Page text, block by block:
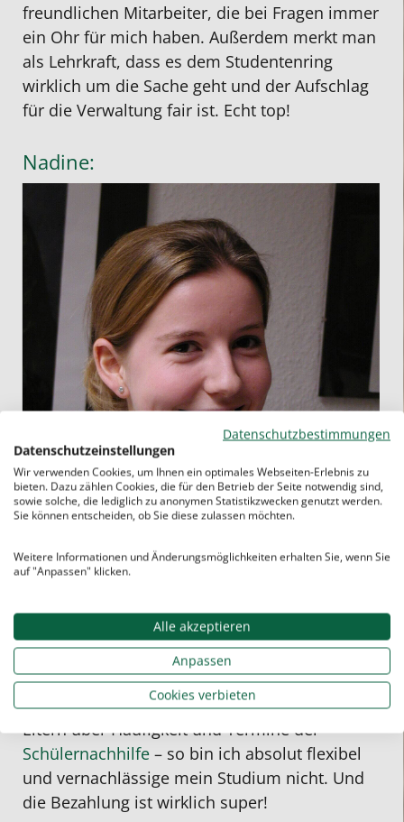
freundlichen Mitarbeiter, die bei Fragen immer
ein Ohr für mich haben. Außerdem merkt man
als Lehrkraft, dass es dem Studentenring
wirklich um die Sache geht und der Aufschlag
für die Verwaltung fair ist. Echt top!
Nadine:
Bonjour and hello, ich heiße Nadine, studiere
Französischund
beim Studentenring. Warum ich den
Studentenring gewählt habe? Ganz einfach!
Beim Studentenring suche ich mir meine
Schüler selbst aus und entscheide mit den
Eltern über Häufigkeit und Termine der
Schülernachhilfe – so bin ich absolut flexibel
und vernachlässige mein Studium nicht. Und
die Bezahlung ist wirklich super!
Datenschutzbestimmungen
Datenschutzeinstellungen
Wir verwenden Cookies, um Ihnen ein optimales Webseiten-Erlebnis zu
bieten. Dazu zählen Cookies, die für den Betrieb der Seite notwendig sind,
sowie solche, die lediglich zu anonymen Statistikzwecken genutzt werden.
Sie können entscheiden, ob Sie diese zulassen möchten.
Weitere Informationen und Änderungsmöglichkeiten erhalten Sie, wenn Sie
auf "Anpassen" klicken.
Alle akzeptieren
Anpassen
Cookies verbieten